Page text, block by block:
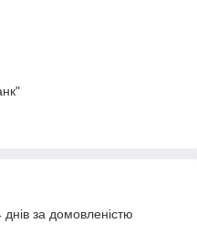
за домовленістю